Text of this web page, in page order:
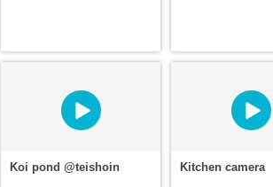
Koi pond @teishoin Kitchen camera